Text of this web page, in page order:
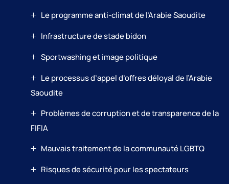
Le programme anti-climat de l’Arabie Saoudite
Infrastructure de stade bidon
Sportwashing et image politique
Le processus d’appel d’offres déloyal de l’Arabie
Saoudite
Problèmes de corruption et de transparence de la
FIFIA
Mauvais traitement de la communauté LGBTQ
Risques de sécurité pour les spectateurs